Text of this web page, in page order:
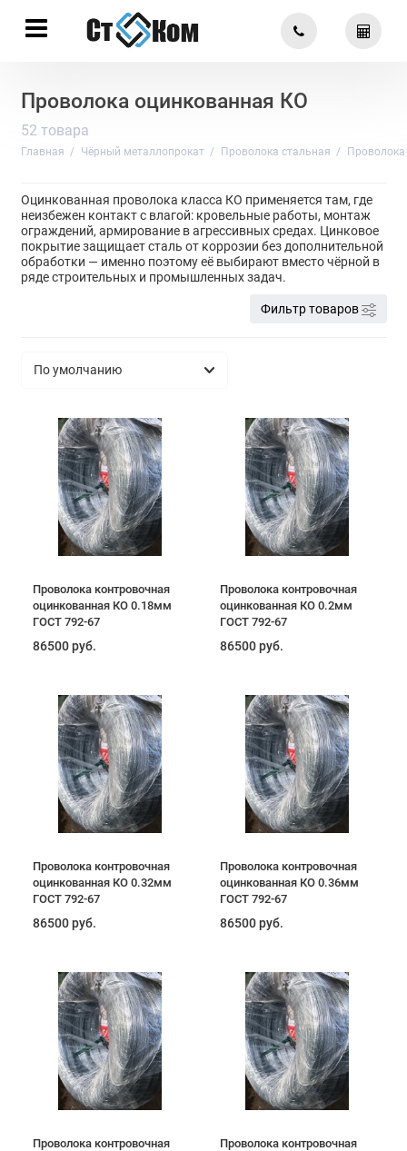
Проволока оцинкованная КО
52 товара
Главная Чёрный металлопрокат Проволока стальная
Оцинкованная проволока класса КО применяется там, где
неизбежен контакт с влагой: кровельные работы, монтаж
ограждений, армирование в агрессивных средах. Цинковое
покрытие защищает сталь от коррозии без дополнительной
обработки — именно поэтому её выбирают вместо чёрной в
ряде строительных и промышленных задач.
Фильтр товаров
Проволока контровочная
оцинкованная КО 0.18мм
ГОСТ 792-67
86500 руб.
Проволока контровочная
оцинкованная КО 0.2мм
ГОСТ 792-67
86500 руб.
Проволока контровочная
оцинкованная КО 0.32мм
ГОСТ 792-67
86500 руб.
Проволока контровочная
оцинкованная КО 0.36мм
ГОСТ 792-67
86500 руб.
Проволока контровочная
Проволока контровочная